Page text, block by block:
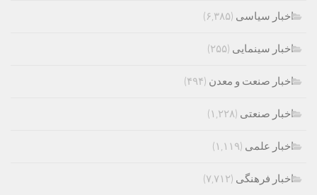
اخبار سیاسی (۶,۳۸۵)
اخبار سینمایی (۲۵۵)
اخبار صنعت و معدن (۴۹۴)
اخبار صنعتی (۱,۲۲۸)
اخبار علمی (۱,۱۱۹)
اخبار فرهنگی (۷,۷۱۲)